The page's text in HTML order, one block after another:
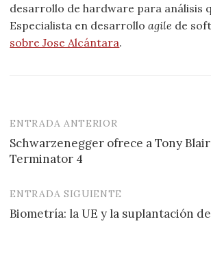
desarrollo de hardware para análisis
Especialista en desarrolloagile de
sobre Jose Alcántara.
Navegación
de
ENTRADA ANTERIOR
Schwarzenegger ofrece a Tony
Terminator 4
ENTRADA SIGUIENTE
Biometría: la UE y la suplantación